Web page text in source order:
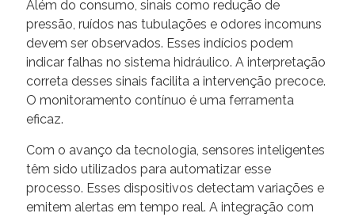
Além do consumo, sinais como redução de
pressão, ruídos nas tubulações e odores incomuns
devem ser observados. Esses indícios podem
indicar falhas no sistema hidráulico. A interpretação
correta desses sinais facilita a intervenção precoce.
O monitoramento contínuo é uma ferramenta
eficaz.
Com o avanço da tecnologia, sensores inteligentes
têm sido utilizados para automatizar esse
processo. Esses dispositivos detectam variações e
emitem alertas em tempo real. A integração com